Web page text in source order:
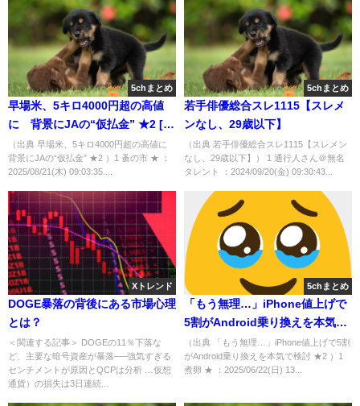
5chまとめ
早場米、5キロ4000円超の高値
に 背景にJAの“仮払金” ★2 [蚤
の市★]
（出典 早場米、5キロ4000円超の高値に
背景にJAの“仮払金” ★2 ）1 蚤の市 ★ ：
2025/08/21(木) 09:03:35....
5chまとめ
若手俳優総合スレ1115【スレメ
ンなし、29歳以下】
（出典 若手俳優総合スレ1115【スレメン
なし、29歳以下】） 1 通行人さん＠無名
タレント ：2024/09/20(金) 09:30:43...
Xトレンド
DOGE暴落の背後にある市場心理
とは？
＜関連する記事＞ DOGEの11％下落な
ど、主要な暗号資産が暴落──強気すぎる
センチメントが原因とQCPは分析 …仮想
通貨）の損失は3日連続...
5chまとめ
「もう無理…」iPhone値上げで
5割がAndroid乗り換えを本気で
検討 ★2 [煮卵★]
（出典 「もう無理…」iPhone値上げで5割
がAndroid乗り換えを本気で検討 ★2 ）1
煮卵 ★ ：2025/06/22(日) 13...